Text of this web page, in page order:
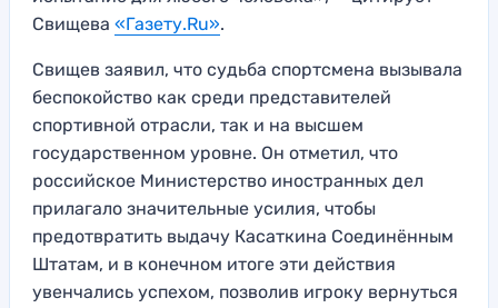
Свищева «Газету.Ru».
Свищев заявил, что судьба спортсмена вызывала
беспокойство как среди представителей
спортивной отрасли, так и на высшем
государственном уровне. Он отметил, что
российское Министерство иностранных дел
прилагало значительные усилия, чтобы
предотвратить выдачу Касаткина Соединённым
Штатам, и в конечном итоге эти действия
увенчались успехом, позволив игроку вернуться